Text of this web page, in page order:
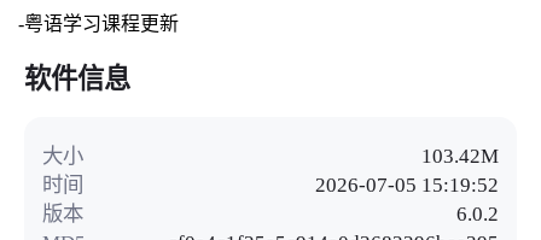
-粤语学习课程更新
软件信息
大小
103.42M
时间
2026-07-05 15:19:52
版本
6.0.2